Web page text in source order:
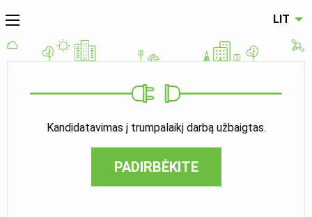
LIT
Kandidatavimas į trumpalaikį darbą užbaigtas.
PADIRBĖKITE